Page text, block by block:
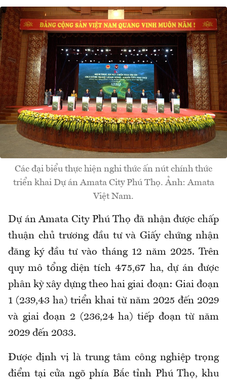
Các đại biểu thực hiện nghi thức ấn nút chính thức
triển khai Dự án Amata City Phú Thọ. Ảnh: Amata
Việt Nam.
Dự án Amata City Phú Thọ đã nhận được chấp
thuận chủ trương đầu tư và Giấy chứng nhận
đăng ký đầu tư vào tháng 12 năm 2025. Trên
quy mô tổng diện tích 475,67 ha, dự án được
phân kỳ xây dựng theo hai giai đoạn: Giai đoạn
1 (239,43 ha) triển khai từ năm 2025 đến 2029
và giai đoạn 2 (236,24 ha) tiếp đoạn từ năm
2029 đến 2033.
Được định vị là trung tâm công nghiệp trọng
điểm tại cửa ngõ phía Bắc tỉnh Phú Thọ, khu